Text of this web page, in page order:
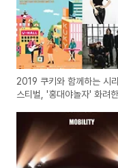
2019 쿠키와 함께하는 시
스티벌, '홍대야놀자' 화려